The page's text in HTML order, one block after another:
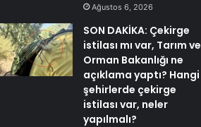
Ağustos 6, 2026
SON DAKİKA: Çekirge
istilası mı var, Tarım ve
Orman Bakanlığı ne
açıklama yaptı? Hangi
şehirlerde çekirge
istilası var, neler
yapılmalı?